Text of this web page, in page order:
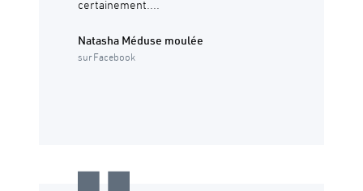
certainement....
Natasha Méduse moulée
sur Facebook